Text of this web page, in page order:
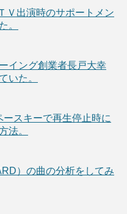
Ｖ出演時のサポートメン
。
イング創業者長戸大幸
いた。
ースキーで再生停止時に
法。
）の曲の分析をしてみ